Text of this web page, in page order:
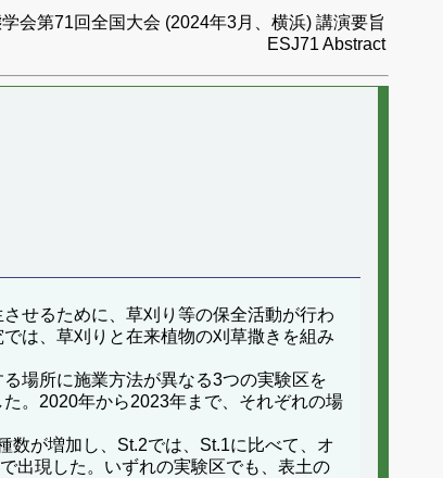
学会第71回全国大会 (2024年3月、横浜) 講演要旨
ESJ71 Abstract
せるために、草刈り等の保全活動が行わ
は、草刈りと在来植物の刈草撒きを組み
場所に施業方法が異なる3つの実験区を
。2020年から2023年まで、それぞれの場
数が増加し、St.2では、St.1に比べて、オ
出現した。いずれの実験区でも、表土の